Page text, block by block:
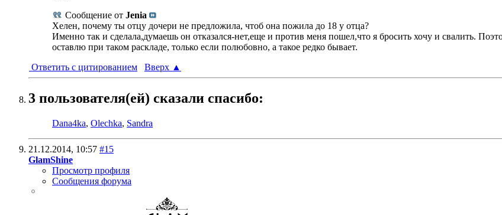
Сообщение от Jenia
Хелен, почему ты отцу дочери не предложила, чтоб она пожила до 18 у отца?
Именно так и сделала,думаешь он отказался-нет,еще и против меня пошел,что я бросить хочу и свалить.
оставлю при таком раскладе, только если полюбовно, а такое редко бывает.
Ответить с цитированием
Вверх ▲
3 пользователя(ей) сказали cпасибо:
Dana4ka, Olechka, Sandra
21.12.2014, 10:57 #15
GlamShine
Просмотр профиля
Сообщения форума